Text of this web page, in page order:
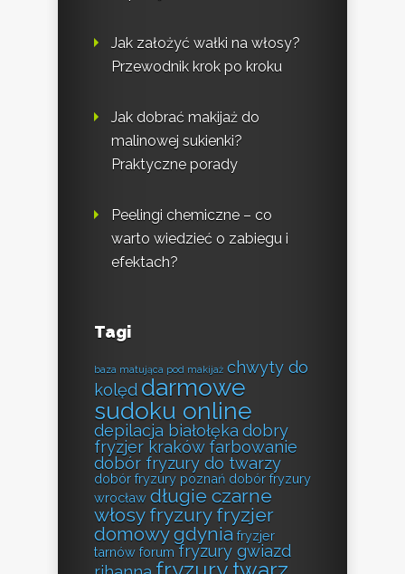
Jak założyć wałki na włosy?
Przewodnik krok po kroku
Jak dobrać makijaż do
malinowej sukienki?
Praktyczne porady
Peelingi chemiczne – co
warto wiedzieć o zabiegu i
efektach?
Tagi
baza matująca pod makijaż chwyty do
kolęd darmowe
sudoku online
depilacja białołęka dobry
fryzjer kraków farbowanie
dobór fryzury do twarzy
dobór fryzury poznań dobór fryzury
wrocław długie czarne
włosy fryzury fryzjer
domowy gdynia fryzjer
tarnów forum fryzury gwiazd